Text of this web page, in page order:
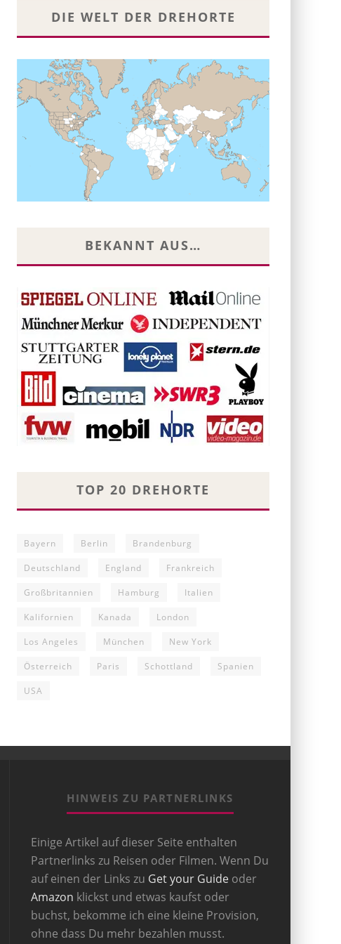
DIE WELT DER DREHORTE
BEKANNT AUS…
TOP 20 DREHORTE
Bayern Berlin Brandenburg
Deutschland England Frankreich
Großbritannien Hamburg Italien
Kalifornien Kanada London
Los Angeles München New York
Österreich Paris Schottland Spanien
USA
HINWEIS ZU PARTNERLINKS
Einige Artikel auf dieser Seite enthalten
Partnerlinks zu Reisen oder Filmen. Wenn Du
auf einen der Links zu Get your Guide oder
Amazon klickst und etwas kaufst oder
buchst, bekomme ich eine kleine Provision,
ohne dass Du mehr bezahlen musst.